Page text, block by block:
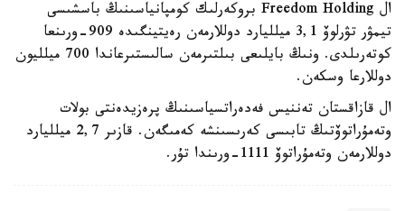
ال Freedom Holding بروكەرلىك كومپانياسىنىڭ باسشىسى
تيمۋر تۋرلوۆ 3,1 ميلليارد دوللارمەن رەيتينگىدە 909-ورىنعا
كوتەرىلدى. ونىڭ بايلىعى بىلتىرمەن سالىستىرعاندا 700 ميلليون
دوللارعا وسكەن.
ال قازاقستان تەننيس فەدەراتسياسىنىڭ پرەزيدەنتى بولات
وتەمۇراتوۆتىڭ تابىسى كەرىسىنشە كەمىگەن. قازىر 2,7 ميلليارد
دوللارمەن وتەمۇراتوۆ 1111-ورىندا تۇر.